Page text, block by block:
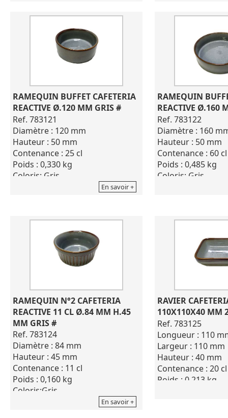
Excellente résistance à la chaleur,
empilable, résistances aux
marquages, aux chocs
thermiques.
Plat sabot en
empilable,
marquages, aux
thermiques.
RAMEQUIN BUFFET CAFETERIA
REACTIVE Ø.120 MM GRIS #
Ref. 783121
Diamètre : 120 mm
Hauteur : 50 mm
Contenance : 25 cl
Poids : 0,330 kg
Coloris: Gris
Gamme : cafétéria réactive
empilable, résistances aux
marquages, aux chocs
thermiques.
En savoir +
RAMEQUIN
REACTIVE Ø.160
Ref. 783122
Diamètre : 160
Hauteur : 50 mm
Contenance : 60 cl
Poids : 0,485 kg
Coloris: Gris
empilable,
thermiques.
RAMEQUIN N°2 CAFETERIA
REACTIVE 11 CL Ø.84 MM H.45
MM GRIS #
Ref. 783124
Diamètre : 84 mm
Hauteur : 45 mm
Contenance : 11 cl
Poids : 0,160 kg
Coloris:Gris
Gamme : cafétéria réactiveEn savoir +
RAVIER
110X110X40 MM
Ref. 783125
Longueur : 110
Largeur : 110 mm
Hauteur : 40 mm
Contenance : 20 cl
Poids : 0,213 kg